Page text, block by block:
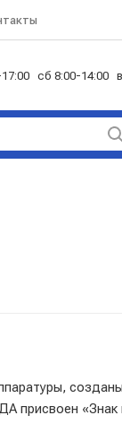
сб 8:00-14:00
присвоен